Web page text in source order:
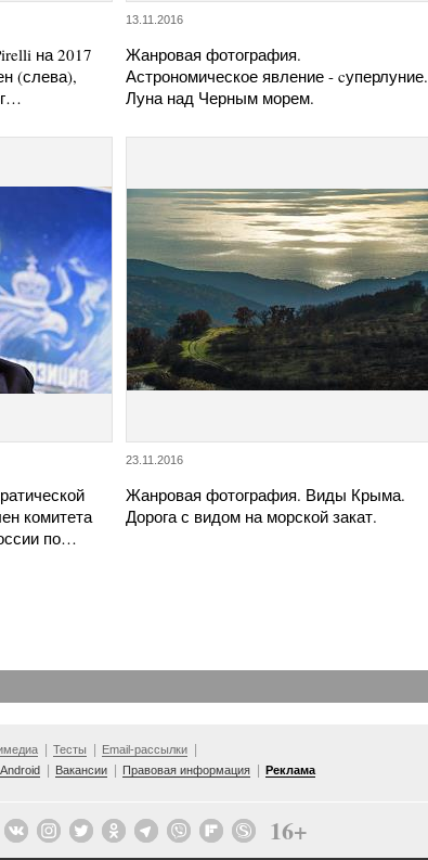
на 2017
(слева),
13.11.2016
Жанровая фотография.
Астрономическое явление - cуперлуние.
Луна над Черным морем.
комитета
по…
23.11.2016
Жанровая фотография. Виды Крыма.
Дорога с видом на морской закат.
Тесты
Email-рассылки
Вакансии Правовая информация Реклама
16+